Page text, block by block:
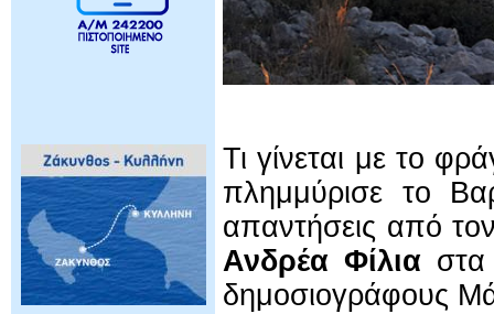
Τι γίνεται με το
πλημμύρισε το
απαντήσεις από
Ανδρέα Φίλια
δημοσιογράφους